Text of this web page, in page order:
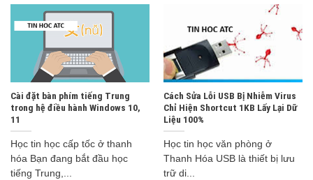
Cài đặt bàn phím tiếng Trung
trong hệ điều hành Windows 10,
11
Học tin học cấp tốc ở thanh
hóa Bạn đang bắt đầu học
tiếng Trung,...
Cách Sửa Lỗi USB Bị Nhiễm Virus
Chỉ Hiện Shortcut 1KB Lấy Lại Dữ
Liệu 100%
Học tin học văn phòng ở
Thanh Hóa USB là thiết bị lưu
trữ di...